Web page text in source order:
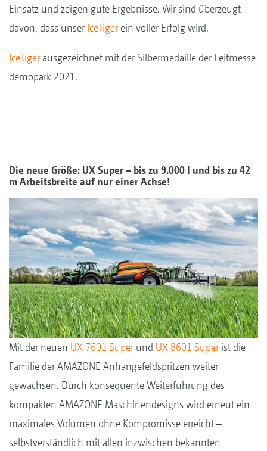
Einsatz und zeigen gute Ergebnisse. Wir sind überzeugt
davon, dass unserIceTigerein voller Erfolg wird.
IceTigerausgezeichnet mit der Silbermedaille der Leitmesse
demopark 2021.
Die neue Größe: UX Super – bis zu 9.000 l und bis zu 42
m Arbeitsbreite auf nur einer Achse!
Mit der neuen UX 7601 Superund UX 8601 Superist die
Familie der AMAZONE Anhängefeldspritzen weiter
gewachsen. Durch konsequente Weiterführung des
kompakten AMAZONE Maschinendesigns wird erneut ein
maximales Volumen ohne Kompromisse erreicht –
selbstverständlich mit allen inzwischen bekannten